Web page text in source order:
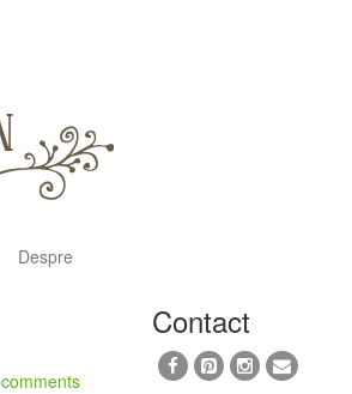
Despre
Contact